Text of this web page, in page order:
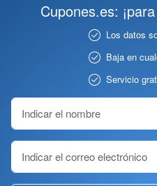
Cupones.es:
Los datos
Baja en
Servicio